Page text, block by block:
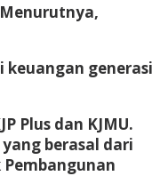
keuangan generasi
Plus dan KJMU.
berasal dari
Pembangunan